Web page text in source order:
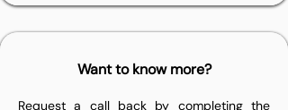
Want to know more?
Request a call back by completing the